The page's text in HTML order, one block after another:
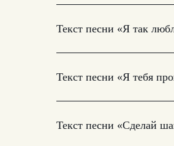
Текст песни «Я так
Текст песни «Я тебя
Текст песни «Сделай